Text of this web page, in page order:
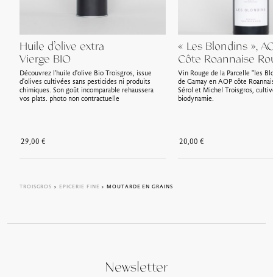
Huile d’olive extra
Vierge BIO
Découvrez l'huile d'olive Bio Troisgros, issue
d'olives cultivées sans pesticides ni produits
chimiques. Son goût incomparable rehaussera
vos plats. photo non contractuelle
29,00 €
« Les Blondins »,
Côte Roannaise
Vin Rouge de la Parcelle "les
de Gamay en AOP côte
Sérol et Michel Troisgros,
biodynamie.
20,00 €
TROISGROS > EPICERIE FINE > MOUTARDE EN GRAINS
Newsletter